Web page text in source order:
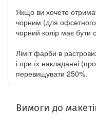
Якщо ви хочете
чорним (для
чорний колір має
Ліміт фарби в
і при їх накладанні
перевищувати 250%.
Вимоги до